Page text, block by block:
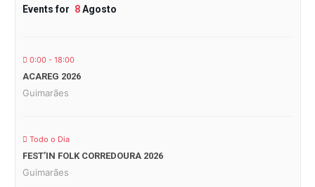
Events for 8Agosto
0:00 - 18:00
ACAREG 2026
Guimarães
Todo o Dia
FEST’IN FOLK CORREDOURA 2026
Guimarães